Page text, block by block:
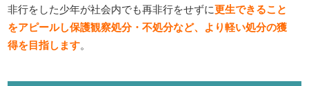
非行をした少年が社会内でも再非行をせずに更生できること
をアピールし保護観察処分・不処分など、より軽い処分の獲
得を目指します。